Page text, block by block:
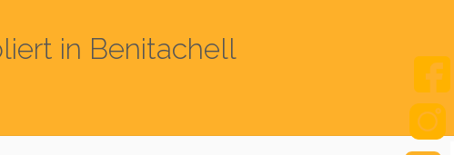
in Benitachell